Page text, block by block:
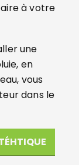
à votre
une
en
vous
dans le